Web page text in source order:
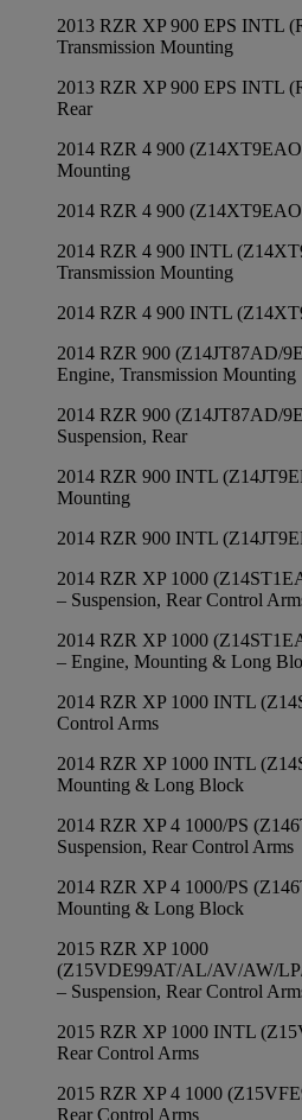
2013 RZR XP 900 EPS INTL
Transmission Mounting
2013 RZR XP 900 EPS INTL
Rear
2014 RZR 4 900
Mounting
2014 RZR 4 900
2014 RZR 4 900 INTL
Transmission Mounting
2014 RZR 4 900 INTL
2014 RZR 900 (Z14JT87AD/
Engine, Transmission Mounting
2014 RZR 900 (Z14JT87AD/
Suspension, Rear
2014 RZR 900 INTL
Mounting
2014 RZR 900 INTL
2014 RZR XP 1000
– Suspension, Rear Control
2014 RZR XP 1000
– Engine, Mounting & Long
2014 RZR XP 1000 INTL
Control Arms
2014 RZR XP 1000 INTL
Mounting & Long Block
2014 RZR XP 4 1000/PS
Suspension, Rear Control Arms
2014 RZR XP 4 1000/PS
Mounting & Long Block
2015 RZR XP 1000
(Z15VDE99AT/AL/AV/AW/
– Suspension, Rear Control
2015 RZR XP 1000 INTL
Rear Control Arms
2015 RZR XP 4 1000
Rear Control Arms